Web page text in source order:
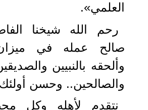
العلمي».
رحم الله شيخنا
صالح عمله في
وألحقه بالنبيين
والصالحين.. وحسن أولئك
نتقدم لأهله وكل